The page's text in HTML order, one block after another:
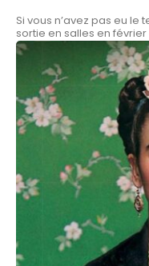
Si vous n’avez pas eu le
sortie en salles en